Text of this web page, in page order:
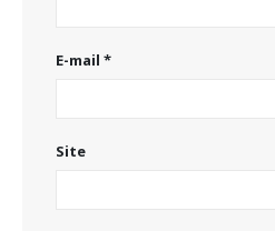
E-mail *
Site